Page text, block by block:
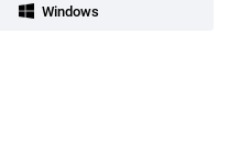
Windows